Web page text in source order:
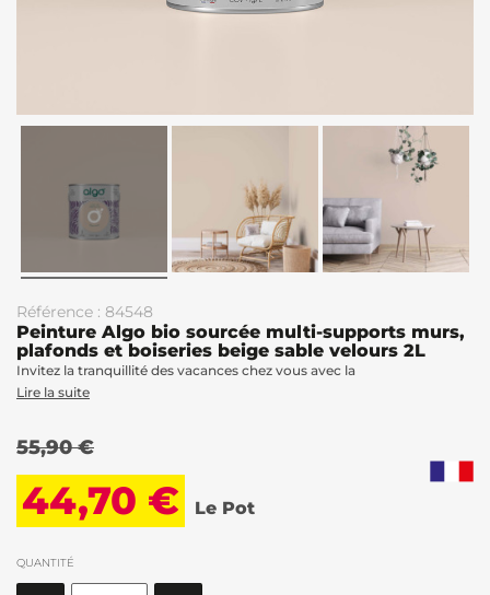
Référence : 84548
Peinture Algo bio sourcée multi-supports murs,
plafonds et boiseries beige sable velours 2L
Invitez la tranquillité des vacances chez vous avec la
Lire la suite
55,90 €
44,70 € Le Pot
QUANTITÉ